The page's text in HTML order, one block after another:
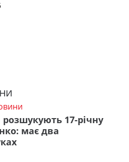
17-річну
має два